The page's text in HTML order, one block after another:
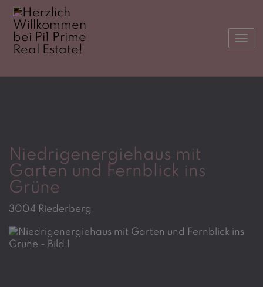
Niedrigenergiehaus mit
Garten und Fernblick ins
Grüne
3004 Riederberg